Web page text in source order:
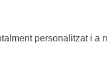
personalitzat i